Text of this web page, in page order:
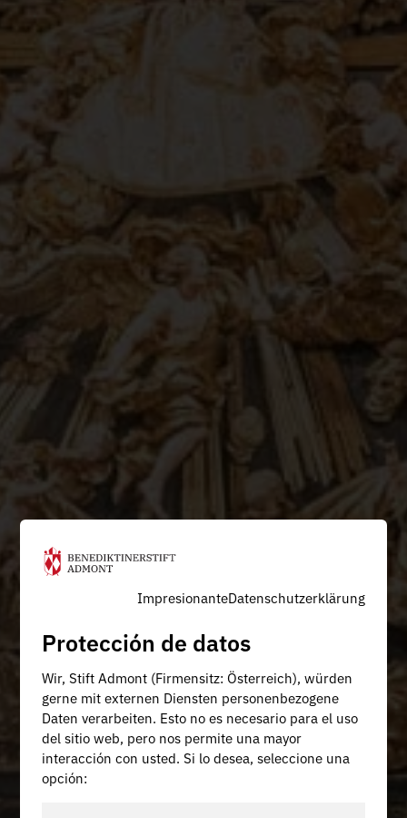
ImpresionanteDatenschutzerklärung
Protección de datos
Wir, Stift Admont (Firmensitz: Österreich), würden
gerne mit externen Diensten personenbezogene
Daten verarbeiten. Esto no es necesario para el uso
del sitio web, pero nos permite una mayor
interacción con usted. Si lo desea, seleccione una
opción: